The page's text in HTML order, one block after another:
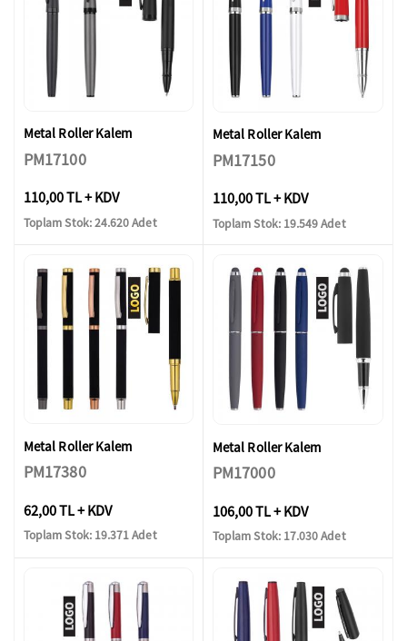
Metal Roller Kalem
PM17100
110,00 TL + KDV
Toplam Stok: 24.620 Adet
Metal Roller Kalem
PM17150
110,00 TL + KDV
Toplam Stok: 19.549 Adet
Metal Roller Kalem
PM17380
62,00 TL + KDV
Toplam Stok: 19.371 Adet
Metal Roller Kalem
PM17000
106,00 TL + KDV
Toplam Stok: 17.030 Adet